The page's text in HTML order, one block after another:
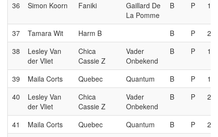
36 Simon Koorn Faniki
Gaillard De
La Pomme
B P 1e
37 Tamara Wit Harm B B P
2e
38
Lesley Van
der Vliet
Chica
Cassie Z
Vader
Onbekend
B P 1e
39 Maila Corts Quebec Quantum B P
1e
40
Lesley Van
der Vliet
Chica
Cassie Z
Vader
Onbekend
B P 2e
41 Maila Corts Quebec Quantum B P
2e